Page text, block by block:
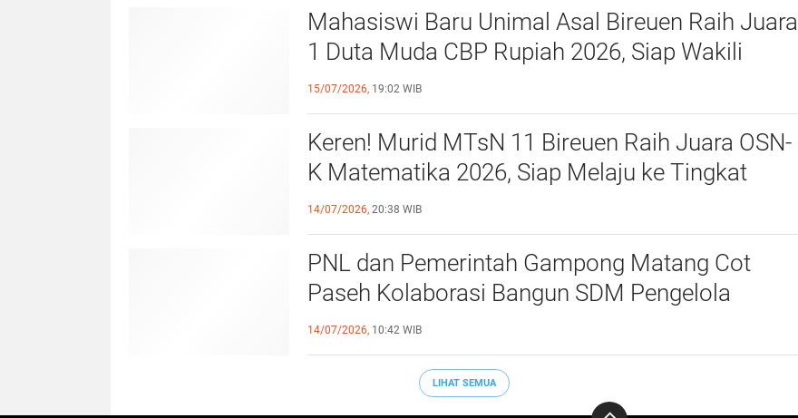
Mahasiswi Baru Unimal Asal Bireuen Raih Juara
1 Duta Muda CBP Rupiah 2026, Siap Wakili
Lhokseumawe ke Tingkat Nasional
15/07/2026, 19:02 WIB
Keren! Murid MTsN 11 Bireuen Raih Juara OSN-
K Matematika 2026, Siap Melaju ke Tingkat
Provinsi
14/07/2026, 20:38 WIB
PNL dan Pemerintah Gampong Matang Cot
Paseh Kolaborasi Bangun SDM Pengelola
Website Desa
14/07/2026, 10:42 WIB
LIHAT SEMUA